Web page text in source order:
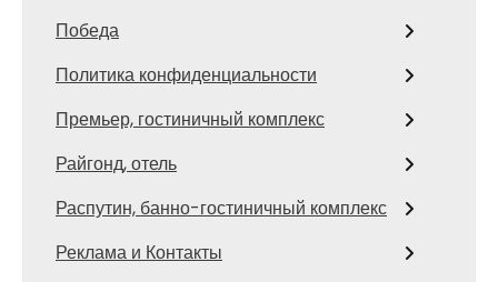
Победа
Политика конфиденциальности
Премьер, гостиничный комплекс
Райгонд, отель
Распутин, банно-гостиничный комплекс
Реклама и Контакты